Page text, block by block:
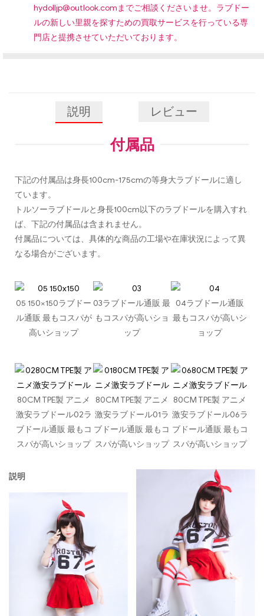
hydolljp@outlook.comまでご相談くださいませ。ラブドー
ルの新しい里親を探すための買取サービスを行っている専
門店と提携させていただいております。
説明 レビュー
付属品
下記の付属品は身長100cm-175cmの等身大ラブドールに適し
ています。
トルソーラブドールと身長100cm以下のラブドールを購入すれ
ば、下記の付属品は含まれません。
付属品については、具体的な商品の工場や在庫状況によって異
なる場合がございます。
05 150×150ラブドー
ル通販 最もコスパが
高いショップ
03ラブドール通販 最
もコスパが高いショ
ップ
04ラブドール通販
最もコスパが高いシ
ョップ
80CM TPE製 アニメ
激安ラブドール02ラ
ブドール通販 最もコ
スパが高いショップ
80CM TPE製 アニメ
激安ラブドール01ラ
ブドール通販 最もコ
スパが高いショップ
80CM TPE製 アニメ
激安ラブドール06ラ
ブドール通販 最もコ
スパが高いショップ
説明